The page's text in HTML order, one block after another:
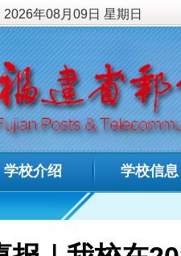
月09日 星期日
学校信息 德育教
我校在2026年度